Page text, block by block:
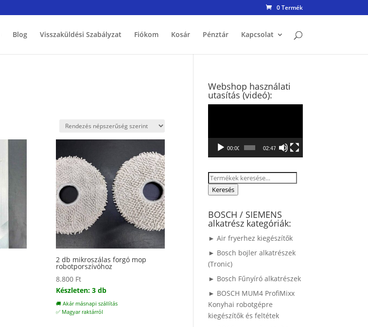
0 Termék
Blog Visszaküldési Szabályzat Fiókom Kosár Pénztár Kapcsolat
2 db mikroszálas forgó mop
robotporszívóhoz
8.800 Ft
Készleten: 3 db
🚚 Akár másnapi szállítás
✅ Magyar raktárról
Webshop használati
utasítás (videó):
00:00 02:47
Keresés
Keresés
BOSCH / SIEMENS
alkatrész kategóriák:
► Air fryerhez kiegészítők
► Bosch bojler alkatrészek
(Tronic)
► Bosch Fűnyíró alkatrészek
► BOSCH MUM4 ProfiMixx
Konyhai robotgépre
kiegészítők és feltétek